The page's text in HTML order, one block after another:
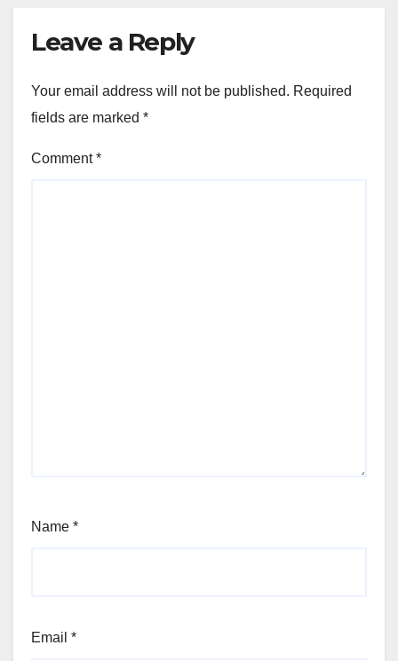
Leave a Reply
Your email address will not be published. Required
fields are marked *
Comment*
Name *
Email *